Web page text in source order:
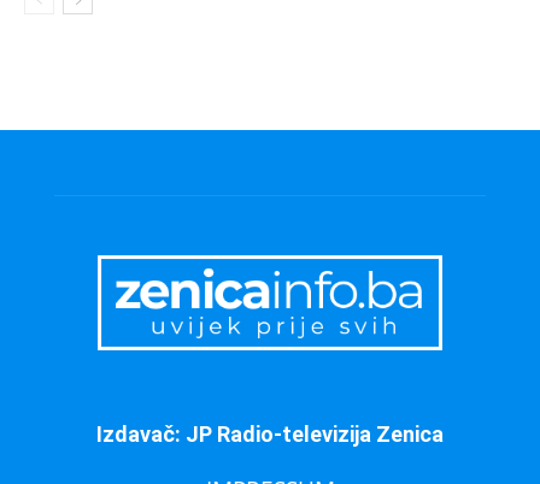
Izdavač: JP Radio-televizija Zenica